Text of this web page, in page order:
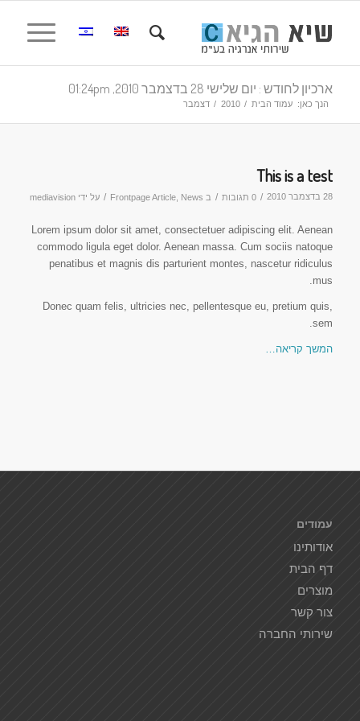
ארכיון לחודש : יום שלישי 28 בדצמבר 2010, 01:24pm
הנך כאן: עמוד הבית /
2010
/ דצמבר
This is a test
28 בדצמבר 2010 / 0 תגובות / ב Frontpage Article News
/ על ידי mediavision
Lorem ipsum dolor sit amet, consectetuer adipiscing elit. Aenean
commodo ligula eget dolor. Aenean massa. Cum sociis natoque
penatibus et magnis dis parturient montes, nascetur ridiculus
mus.
Donec quam felis, ultricies nec, pellentesque eu, pretium quis,
sem.
המשך קריאה…
עמודים
אודותינו
דף הבית
מוצרים
צור קשר
שירותי החברה